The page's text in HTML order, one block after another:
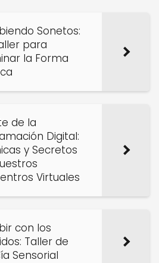
Sonetos:
para
la Forma
de la
Digital:
y Secretos
Virtuales
con los
Taller de
Sensorial